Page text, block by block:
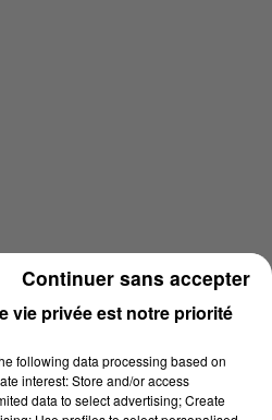
vie privée est notre priorité
following data processing based on
interest: Store and/or access
data to select advertising; Create
Continuer sans accepter